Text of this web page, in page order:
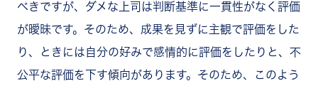
べきですが、ダメな上司は判断基準に一貫性がなく評価
が曖昧です。そのため、成果を見ずに主観で評価をした
り、ときには自分の好みで感情的に評価をしたりと、不
公平な評価を下す傾向があります。そのため、このよう